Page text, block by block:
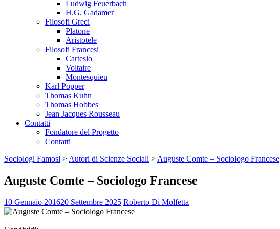
Ludwig Feuerbach
H.G. Gadamer
Filosofi Greci
Platone
Aristotele
Filosofi Francesi
Cartesio
Voltaire
Montesquieu
Karl Popper
Thomas Kuhn
Thomas Hobbes
Jean Jacques Rousseau
Contatti
Fondatore del Progetto
Contatti
Sociologi Famosi > Autori di Scienze Sociali > Auguste Comte – Sociologo Francese
Auguste Comte – Sociologo Francese
10 Gennaio 201620 Settembre 2025 Roberto Di Molfetta